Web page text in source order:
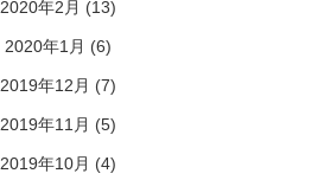
2020年2月 (13)
2020年1月 (6)
2019年12月 (7)
2019年11月 (5)
2019年10月 (4)